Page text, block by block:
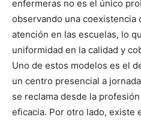
enfermeras no es el único
observando una coexistencia
atención en las escuelas, lo
uniformidad en la calidad y
Uno de estos modelos es el
un centro presencial a
se reclama desde la
eficacia. Por otro lado, existe